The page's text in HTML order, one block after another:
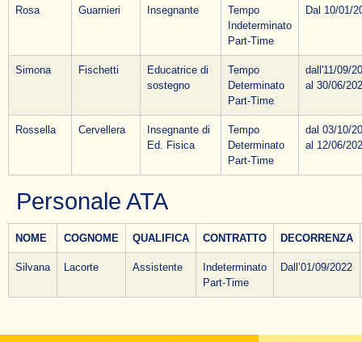
Rosa Guarnieri Insegnante
Tempo
Indeterminato
Part-Time
Dal 10/01/
Simona Fischetti
Educatrice di
sostegno
Tempo
Determinato
Part-Time
dall'11/09/
al 30/06/
Rossella Cervellera
Insegnante di
Ed. Fisica
Tempo
Determinato
Part-Time
dal 03/10/
al 12/06/
Personale ATA
NOME COGNOME QUALIFICA CONTRATTO DECORRENZA
Silvana Lacorte Assistente
Indeterminato
Part-Time
Dall’01/09/2022